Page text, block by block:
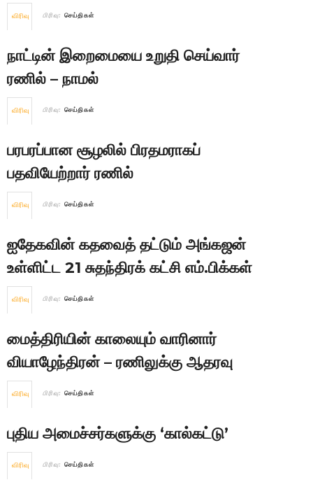
விரிவு பிரிவு: செய்திகள்
நாட்டின் இறைமையை உறுதி செய்வார்
ரணில் – நாமல்
விரிவு பிரிவு: செய்திகள்
பரபரப்பான சூழலில் பிரதமராகப்
பதவியேற்றார் ரணில்
விரிவு பிரிவு: செய்திகள்
ஐதேகவின் கதவைத் தட்டும் அங்கஜன்
உள்ளிட்ட 21 சுதந்திரக் கட்சி எம்.பிக்கள்
விரிவு பிரிவு: செய்திகள்
மைத்திரியின் காலையும் வாரினார்
வியாழேந்திரன் – ரணிலுக்கு ஆதரவு
விரிவு பிரிவு: செய்திகள்
புதிய அமைச்சர்களுக்கு ‘கால்கட்டு’
விரிவு பிரிவு: செய்திகள்